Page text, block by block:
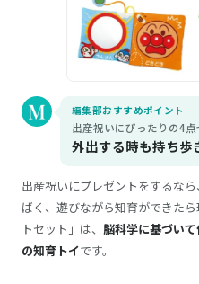
編集部おすすめポイント
出産祝いにぴったりの4点
外出する時も持ち歩
出産祝いにプレゼントをするな
ばく、遊びながら知育ができた
トセット」は、 脳科学に基づい
の知育トイです。